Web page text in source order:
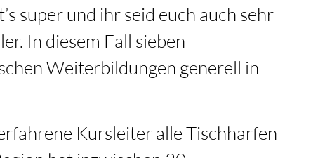
super und ihr seid euch auch sehr
In diesem Fall sieben
Weiterbildungen generell in
Kursleiter alle Tischharfen